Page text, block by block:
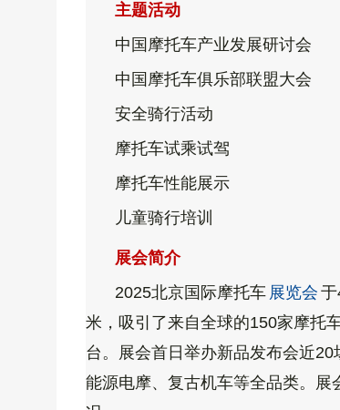
主题活动
中国摩托车产业发展研讨会
中国摩托车俱乐部联盟大会
安全骑行活动
摩托车试乘试驾
摩托车性能展示
儿童骑行培训
展会简介
2025北京国际摩托车 展览会
米，吸引了来自全球的150家摩托
台。展会首日举办新品发布会近20
能源电摩、复古机车等全品类。